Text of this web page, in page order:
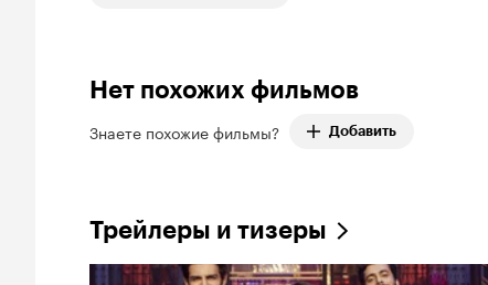
Нет похожих фильмов
Знаете похожие фильмы? Добавить
Трейлеры и тизеры